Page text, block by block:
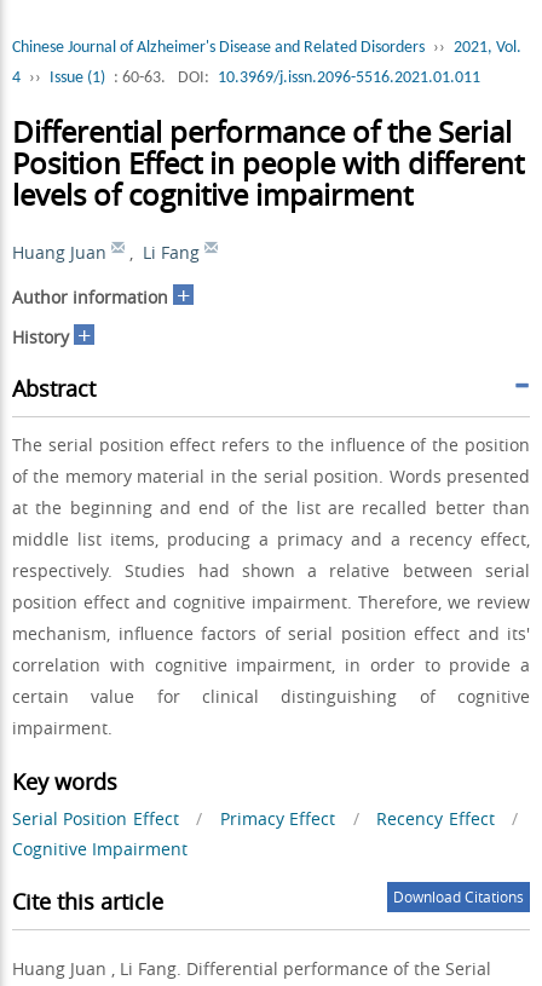
Chinese Journal of Alzheimer's Disease and Related Disorders ›› 2021, Vol.
4 ›› Issue (1) : 60-63. DOI: 10.3969/j.issn.2096-5516.2021.01.011
Differential performance of the Serial
Position Effect in people with different
levels of cognitive impairment
Huang Juan , Li Fang
Author information +
History +
Abstract
The serial position effect refers to the influence of the position
of the memory material in the serial position. Words presented
at the beginning and end of the list are recalled better than
middle list items, producing a primacy and a recency effect,
respectively. Studies had shown a relative between serial
position effect and cognitive impairment. Therefore, we review
mechanism, influence factors of serial position effect and its'
correlation with cognitive impairment, in order to provide a
certain value for clinical distinguishing of cognitive
impairment.
Key words
Serial Position Effect / Primacy Effect / Recency Effect
/
Cognitive Impairment
Cite this article Download Citations
Huang Juan , Li Fang. Differential performance of the Serial